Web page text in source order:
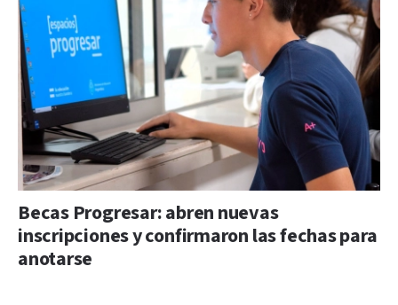
Becas Progresar: abren nuevas
inscripciones y confirmaron las fechas para
anotarse